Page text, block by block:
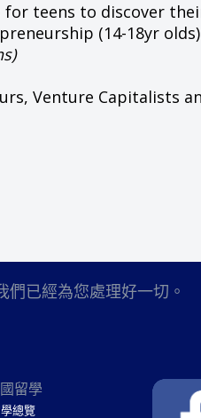
teens to discover
(14-18yr olds)
Venture Capitalists
已經為您處理好一切。
留學
總覽